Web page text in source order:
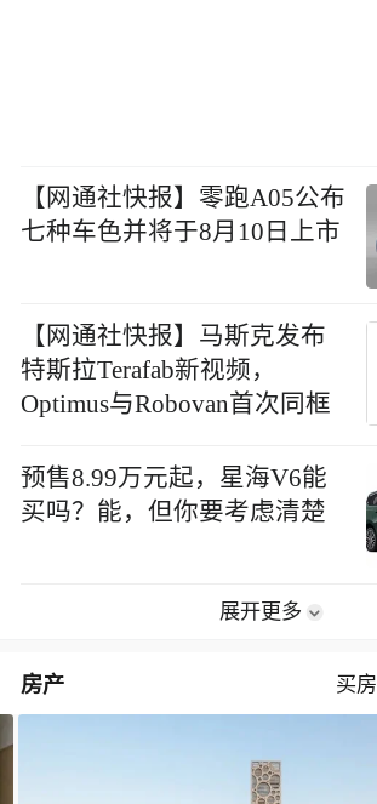
【网通社快报】零跑A05公布
七种车色并将于8月10日上市
【网通社快报】马斯克发布
特斯拉Terafab新视频，
Optimus与Robovan首次同框
预售8.99万元起，星海V6能
买吗？能，但你要考虑清楚
展开更多
房产 买房